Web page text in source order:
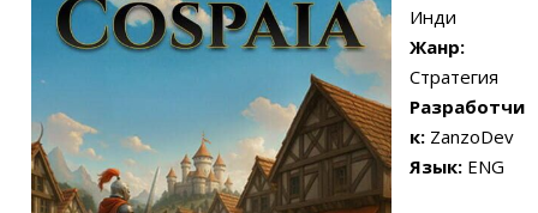
Инди
Жанр:
Стратегия
Разработчи
к: ZanzoDev
Язык: ENG